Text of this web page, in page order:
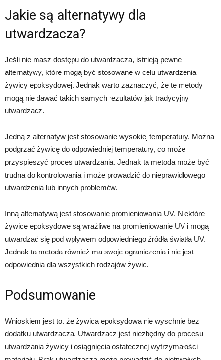
Jakie są alternatywy dla
utwardzacza?
Jeśli nie masz dostępu do utwardzacza, istnieją pewne
alternatywy, które mogą być stosowane w celu utwardzenia
żywicy epoksydowej. Jednak warto zaznaczyć, że te metody
mogą nie dawać takich samych rezultatów jak tradycyjny
utwardzacz.
Jedną z alternatyw jest stosowanie wysokiej temperatury. Można
podgrzać żywicę do odpowiedniej temperatury, co może
przyspieszyć proces utwardzania. Jednak ta metoda może być
trudna do kontrolowania i może prowadzić do nieprawidłowego
utwardzenia lub innych problemów.
Inną alternatywą jest stosowanie promieniowania UV. Niektóre
żywice epoksydowe są wrażliwe na promieniowanie UV i mogą
utwardzać się pod wpływem odpowiedniego źródła światła UV.
Jednak ta metoda również ma swoje ograniczenia i nie jest
odpowiednia dla wszystkich rodzajów żywic.
Podsumowanie
Wnioskiem jest to, że żywica epoksydowa nie wyschnie bez
dodatku utwardzacza. Utwardzacz jest niezbędny do procesu
utwardzania żywicy i osiągnięcia ostatecznej wytrzymałości